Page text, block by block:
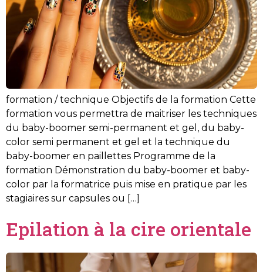
formation / technique Objectifs de la formation Cette
formation vous permettra de maitriser les techniques
du baby-boomer semi-permanent et gel, du baby-
color semi permanent et gel et la technique du
baby-boomer en paillettes Programme de la
formation Démonstration du baby-boomer et baby-
color par la formatrice puis mise en pratique par les
stagiaires sur capsules ou […]
Epilation à la cire orientale